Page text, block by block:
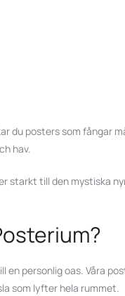
du posters som fångar
hav.
starkt till den mystiska
personlig oas. Våra
som lyfter hela rummet.